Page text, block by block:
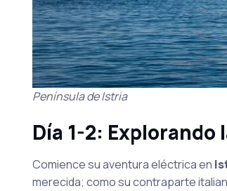
Península de Istria
Día 1-2:
Comience su aventura eléctrica en
merecida; como su contraparte